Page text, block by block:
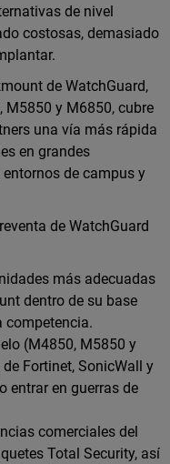
de nivel
costosas, demasiado
de WatchGuard,
y M6850, cubre
una vía más rápida
en grandes
de campus y
de WatchGuard
más adecuadas
dentro de su base
competencia.
(M4850, M5850 y
Fortinet, SonicWall y
entrar en guerras de
comerciales del
Total Security, así